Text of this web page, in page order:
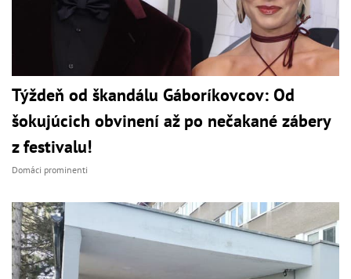
Týždeň od škandálu Gáboríkovcov: Od
šokujúcich obvinení až po nečakané zábery
z festivalu!
Domáci prominenti